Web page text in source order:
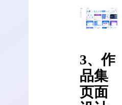
3、作
品集
页面